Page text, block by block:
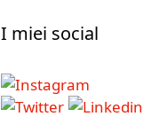
I miei social